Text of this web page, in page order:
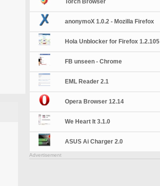
Torch Browser
anonymoX 1.0.2 - Mozilla Firefox
Hola Unblocker for Firefox 1.2.105
FB unseen - Chrome
EML Reader 2.1
Opera Browser 12.14
We Heart It 3.1.0
ASUS Ai Charger 2.0
Advertisement